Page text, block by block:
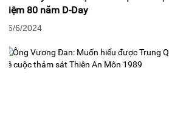
niệm 80 năm D-Day
06/6/2024